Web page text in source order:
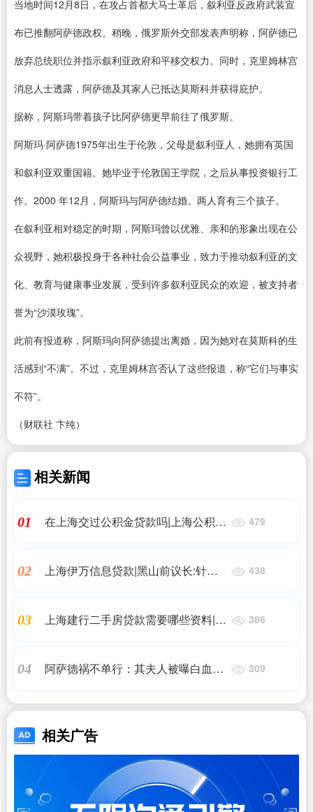
当地时间12月8日，在攻占首都大马士革后，叙利亚反政府武装宣
布已推翻阿萨德政权。稍晚，俄罗斯外交部发表声明称，阿萨德已
放弃总统职位并指示叙利亚政府和平移交权力。同时，克里姆林宫
消息人士透露，阿萨德及其家人已抵达莫斯科并获得庇护。
据称，阿斯玛带着孩子比阿萨德更早前往了俄罗斯。
阿斯玛·阿萨德1975年出生于伦敦，父母是叙利亚人，她拥有英国
和叙利亚双重国籍。她毕业于伦敦国王学院，之后从事投资银行工
作。2000 年12月，阿斯玛与阿萨德结婚。两人育有三个孩子。
在叙利亚相对稳定的时期，阿斯玛曾以优雅、亲和的形象出现在公
众视野，她积极投身于各种社会公益事业，致力于推动叙利亚的文
化、教育与健康事业发展，受到许多叙利亚民众的欢迎，被支持者
誉为“沙漠玫瑰”。
此前有报道称，阿斯玛向阿萨德提出离婚，因为她对在莫斯科的生
活感到“不满”。不过，克里姆林宫否认了这些报道，称“它们与事实
不符”。
（财联社 卞纯）
相关新闻
01
在上海交过公积金贷款吗|上海公积金
479
02
上海伊万信息贷款|黑山前议长:针对
438
03
上海建行二手房贷款需要哪些资料|解
386
04
阿萨德祸不单行：其夫人被曝白血病
309
相关广告